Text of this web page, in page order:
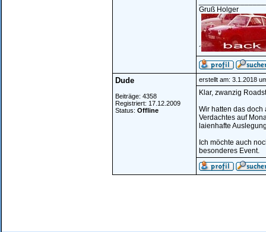
Gruß Holger
´
Dude
Beiträge: 4358
Registriert: 17.12.2009
Status: Offline
erstellt am: 3.1.2018
Klar, zwanzig
Wir hatten das
Verdachtes auf
laienhafte
Ich möchte auch
besonderes Event.